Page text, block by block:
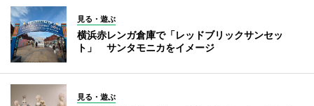
見る・遊ぶ
横浜赤レンガ倉庫で「レッドブリックサンセッ
ト」 サンタモニカをイメージ
見る・遊ぶ